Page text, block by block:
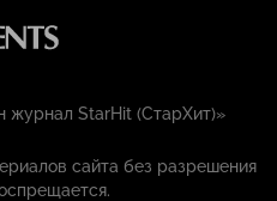
журнал StarHit (СтарХит)»
сайта без разрешения